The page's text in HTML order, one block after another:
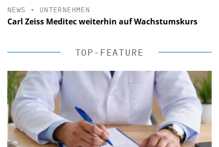
NEWS • UNTERNEHMEN
Carl Zeiss Meditec weiterhin auf Wachstumskurs
TOP-FEATURE